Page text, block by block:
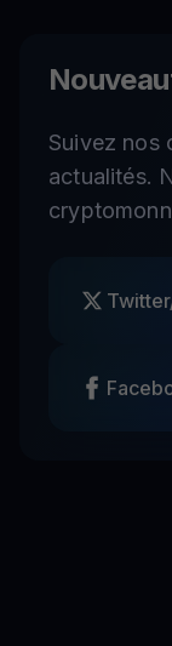
Suivez nos
actualités.